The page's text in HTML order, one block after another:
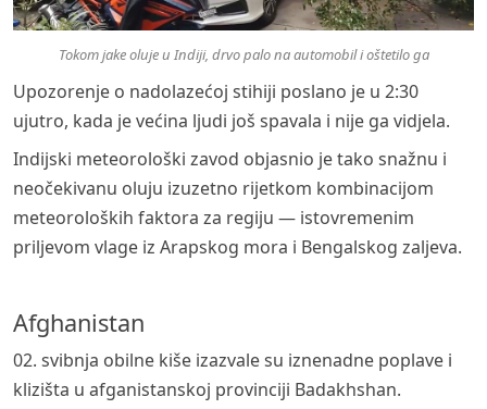
Tokom jake oluje u Indiji, drvo palo na automobil i oštetilo ga
Upozorenje o nadolazećoj stihiji poslano je u 2:30
ujutro, kada je većina ljudi još spavala i nije ga vidjela.
Indijski meteorološki zavod objasnio je tako snažnu i
neočekivanu oluju izuzetno rijetkom kombinacijom
meteoroloških faktora za regiju — istovremenim
priljevom vlage iz Arapskog mora i Bengalskog zaljeva.
Afghanistan
02. svibnja obilne kiše izazvale su iznenadne poplave i
klizišta u afganistanskoj provinciji Badakhshan.